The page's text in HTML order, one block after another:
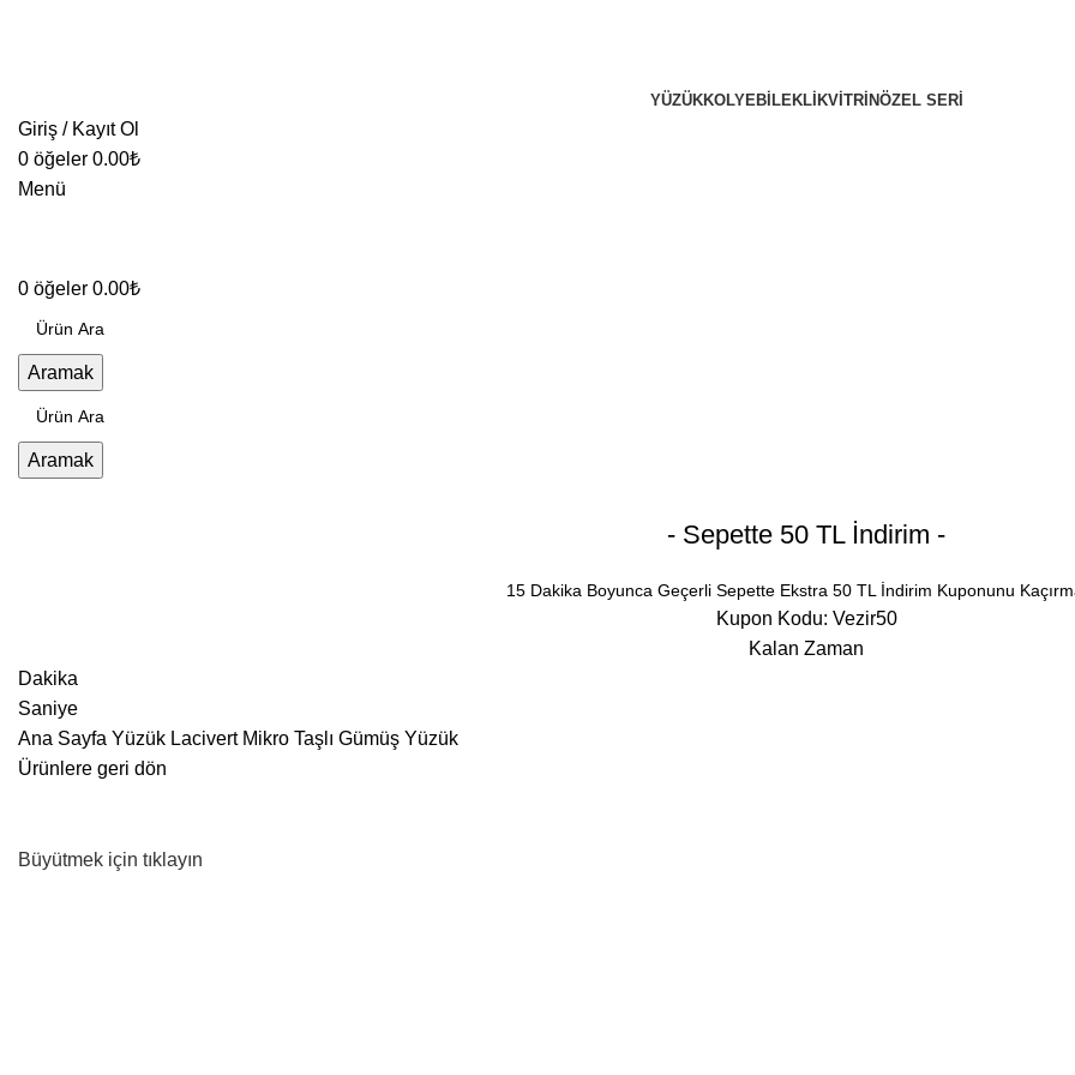
YÜZÜKKOLYEBILEKLIKVITRINÖZEL SERI
Giriş / Kayıt Ol
0 öğeler 0.00₺
Menü
0 öğeler 0.00₺
Aramak
Aramak
- Sepette 50 TL İndirim -
15 Dakika Boyunca Geçerli Sepette Ekstra 50 TL İndirim Kuponunu
Kupon Kodu: Vezir50
Kalan Zaman
Dakika
Saniye
Ana Sayfa Yüzük Lacivert Mikro Taşlı Gümüş Yüzük
Ürünlere geri dön
Büyütmek için tıklayın